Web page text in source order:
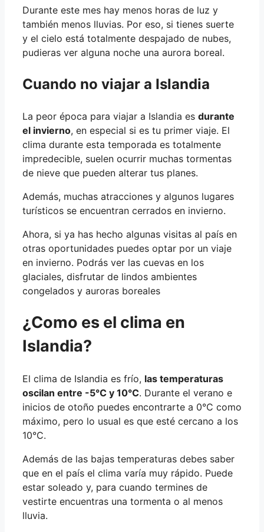
Durante este mes hay menos horas de luz y
también menos lluvias. Por eso, si tienes suerte
y el cielo está totalmente despajado de nubes,
pudieras ver alguna noche una aurora boreal.
Cuando no viajar a Islandia
La peor época para viajar a Islandia es durante
el invierno, en especial si es tu primer viaje. El
clima durante esta temporada es totalmente
impredecible, suelen ocurrir muchas tormentas
de nieve que pueden alterar tus planes.
Además, muchas atracciones y algunos lugares
turísticos se encuentran cerrados en invierno.
Ahora, si ya has hecho algunas visitas al país en
otras oportunidades puedes optar por un viaje
en invierno. Podrás ver las cuevas en los
glaciales, disfrutar de lindos ambientes
congelados y auroras boreales
¿Como es el clima en
Islandia?
El clima de Islandia es frío, las temperaturas
oscilan entre -5°C y 10°C. Durante el verano e
inicios de otoño puedes encontrarte a 0°C como
máximo, pero lo usual es que esté cercano a los
10°C.
Además de las bajas temperaturas debes saber
que en el país el clima varía muy rápido. Puede
estar soleado y, para cuando termines de
vestirte encuentras una tormenta o al menos
lluvia.